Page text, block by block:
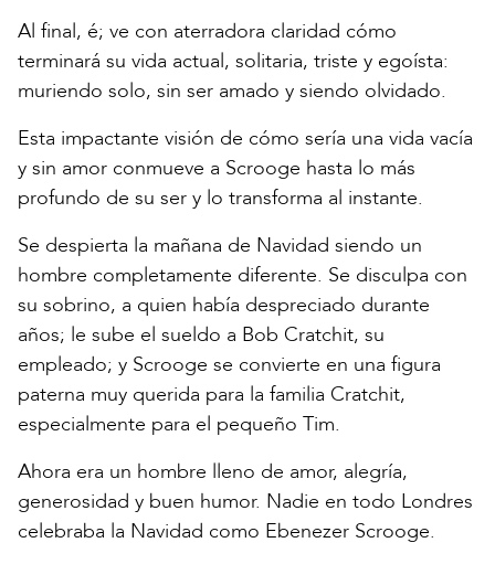
Al final, é; ve con aterradora claridad cómo
terminará su vida actual, solitaria, triste y egoísta:
muriendo solo, sin ser amado y siendo olvidado.
Esta impactante visión de cómo sería una vida vacía
y sin amor conmueve a Scrooge hasta lo más
profundo de su ser y lo transforma al instante.
Se despierta la mañana de Navidad siendo un
hombre completamente diferente. Se disculpa con
su sobrino, a quien había despreciado durante
años; le sube el sueldo a Bob Cratchit, su
empleado; y Scrooge se convierte en una figura
paterna muy querida para la familia Cratchit,
especialmente para el pequeño Tim.
Ahora era un hombre lleno de amor, alegría,
generosidad y buen humor. Nadie en todo Londres
celebraba la Navidad como Ebenezer Scrooge.